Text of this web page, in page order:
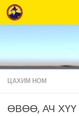
Skip to content
ЦАХИМ НОМ
ӨВӨӨ, АЧ